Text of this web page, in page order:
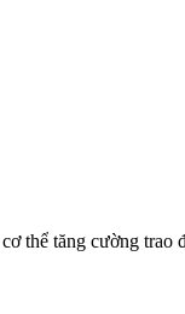
th‌ể tăng cường